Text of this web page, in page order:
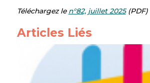
Téléchargez le n°82, juillet 2025(PDF)
Articles Liés